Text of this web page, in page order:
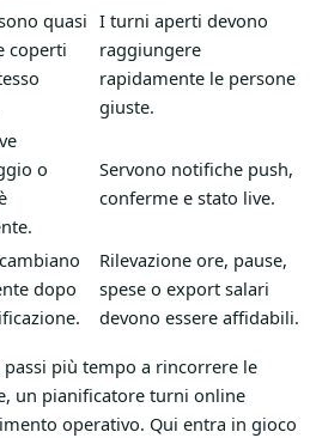
quasi
coperti
I turni aperti devono
raggiungere
rapidamente le persone
giuste.
o
Servono notifiche push,
conferme e stato live.
dopo
Rilevazione ore, pause,
spese o export salari
devono essere affidabili.
più tempo a rincorrere le
un pianificatore turni online
operativo. Qui entra in gioco